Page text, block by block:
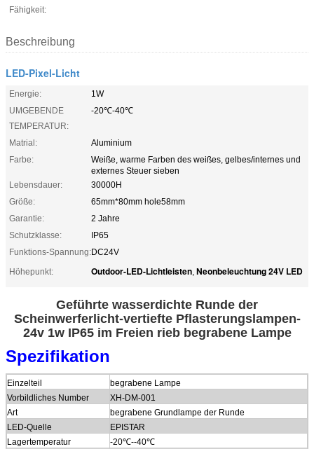
Fähigkeit:
Beschreibung
LED-Pixel-Licht
Energie:
1W
UMGEBENDE
TEMPERATUR:
-20℃-40℃
Matrial:
Aluminium
Farbe:
Weiße, warme Farben des weißes, gelbes/internes und
externes Steuer sieben
Lebensdauer:
30000H
Größe:
65mm*80mm hole58mm
Garantie:
2 Jahre
Schutzklasse:
IP65
Funktions-Spannung:DC24V
Höhepunkt:
Outdoor-LED-Lichtleisten, Neonbeleuchtung 24V LED
Geführte wasserdichte Runde der
Scheinwerferlicht-vertiefte Pflasterungslampen-
24v 1w IP65 im Freien rieb begrabene Lampe
Spezifikation
Einzelteil
begrabene Lampe
Vorbildliches Number
XH-DM-001
Art
begrabene Grundlampe der Runde
LED-Quelle
EPISTAR
Lagertemperatur
-20℃--40℃